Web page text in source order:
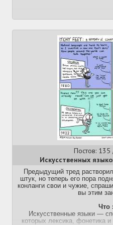
Постов:
Искусственных
Предыдущий тред
штук, но теперь его пора
конланги свои и чужие,
вы этим
Что
Искусственные языки —
которых лексика, фонетика